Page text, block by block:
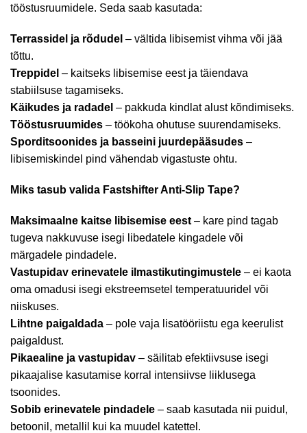
tööstusruumidele. Seda saab kasutada:
Terrassidel ja rõdudel – vältida libisemist vihma või jää
tõttu.
Treppidel – kaitseks libisemise eest ja täiendava
stabiilsuse tagamiseks.
Käikudes ja radadel – pakkuda kindlat alust kõndimiseks.
Tööstusruumides – töökoha ohutuse suurendamiseks.
Sporditsoonides ja basseini juurdepääsudes –
libisemiskindel pind vähendab vigastuste ohtu.
Miks tasub valida Fastshifter Anti-Slip Tape?
Maksimaalne kaitse libisemise eest – kare pind tagab
tugeva nakkuvuse isegi libedatele kingadele või
märgadele pindadele.
Vastupidav erinevatele ilmastikutingimustele – ei kaota
oma omadusi isegi ekstreemsetel temperatuuridel või
niiskuses.
Lihtne paigaldada – pole vaja lisatööriistu ega keerulist
paigaldust.
Pikaealine ja vastupidav – säilitab efektiivsuse isegi
pikaajalise kasutamise korral intensiivse liiklusega
tsoonides.
Sobib erinevatele pindadele – saab kasutada nii puidul,
betoonil, metallil kui ka muudel katettel.